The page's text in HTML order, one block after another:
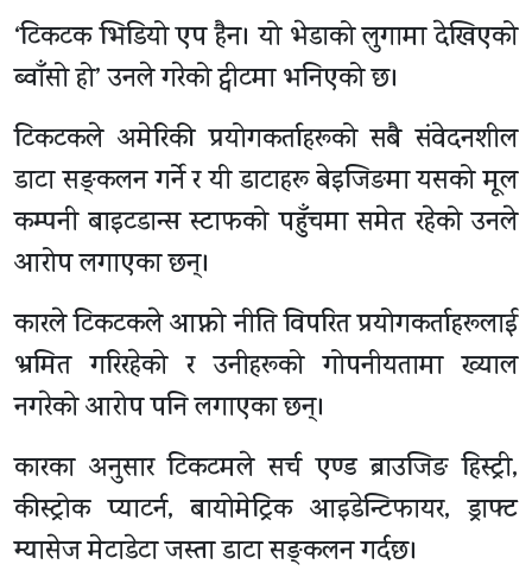
‘टिकटक भिडियो एप हैन। यो भेडाको लुगामा देखिएको
ब्वाँसो हो’ उनले गरेको ट्वीटमा भनिएको छ।
टिकटकले अमेरिकी प्रयोगकर्ताहरूको सबै संवेदनशील
डाटा सङ्कलन गर्ने र यी डाटाहरू बेइजिङमा यसको मूल
कम्पनी बाइटडान्स स्टाफको पहुँचमा समेत रहेको उनले
आरोप लगाएका छन्।
कारले टिकटकले आफ्नो नीति विपरित प्रयोगकर्ताहरूलाई
भ्रमित गरिरहेको र उनीहरूको गोपनीयतामा ख्याल
नगरेको आरोप पनि लगाएका छन्।
कारका अनुसार टिकटमले सर्च एण्ड ब्राउजिङ हिस्ट्री,
कीस्ट्रोक प्याटर्न, बायोमेट्रिक आइडेन्टिफायर, ड्राफ्ट
म्यासेज मेटाडेटा जस्ता डाटा सङ्कलन गर्दछ।